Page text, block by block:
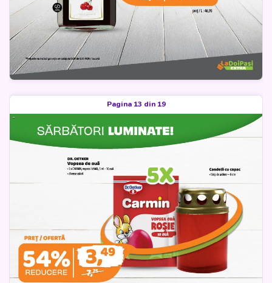
Pagina 13 din 19